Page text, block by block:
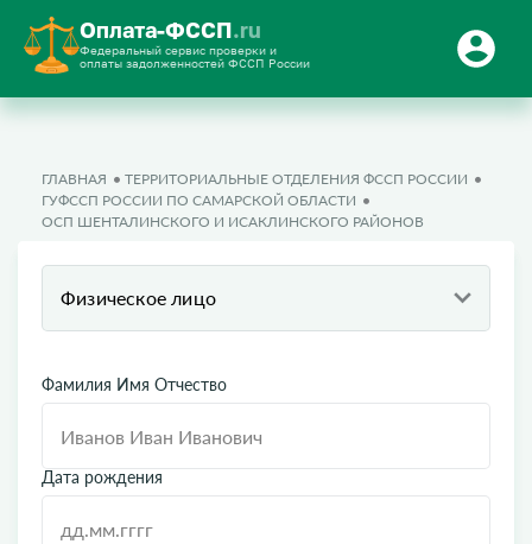
Оплата-ФССП.ru
Федеральный сервис проверки и
оплаты задолженностей ФССП России
ГЛАВНАЯ
ТЕРРИТОРИАЛЬНЫЕ ОТДЕЛЕНИЯ ФССП РОССИИ
ГУФССП РОССИИ ПО САМАРСКОЙ ОБЛАСТИ
ОСП ШЕНТАЛИНСКОГО И ИСАКЛИНСКОГО РАЙОНОВ
Физическое лицо
Фамилия Имя Отчество
Дата рождения